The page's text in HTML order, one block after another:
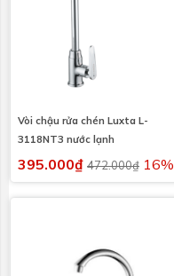
Vòi chậu rửa chén Luxta L-
3118NT3 nước lạnh
395.000₫ 472.000₫ 16%